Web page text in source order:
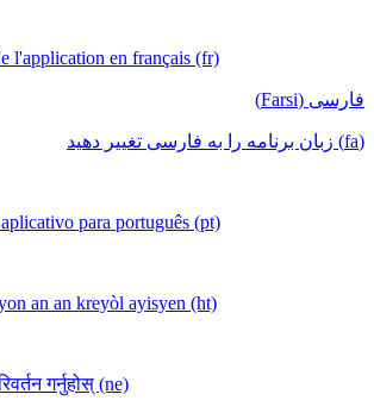
l'application en français (fr)
فارسی (Farsi)
(fa) زبان برنامه را به فارسی تغییر دهید
para português (pt)
an an kreyòl ayisyen (ht)
गर्नुहोस् (ne)